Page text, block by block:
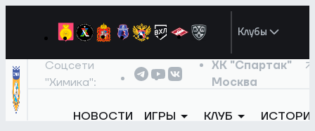
Клубы
Соцсети
"Химика":
ХК "Спартак"
Москва
НОВОСТИ ИГРЫ КЛУБ